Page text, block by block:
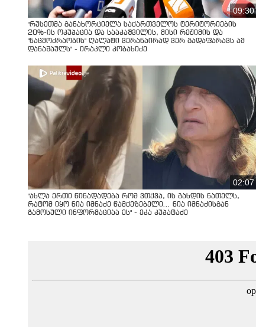
09:30
"რუსეთმა განახორციელა საქართველოს ტერიტორიების
20%-ის ოკუპაცია და სააკაშვილის, მისი რეჟიმის და
"ნაცმოძრაობის" ღალატი ვერანაირად ვერ გადაფარავს ამ
დანაშაულს" - ირაკლი კობახიძე
02:07
"ახლა ერთი წინადადება რომ ვთქვა, ის გახდის ნათელს,
რატომ იყო ნია იმნაძე წამქეზებელი... ნია იმნაძისგან
გამოსული ინფორმაციაა ეს" - ეკა კუპატაძე